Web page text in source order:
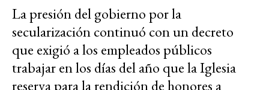
La presión del gobierno por la
secularización continuó con un decreto
que exigió a los empleados públicos
trabajar en los días del año que la Iglesia
reserva para la rendición de honores a